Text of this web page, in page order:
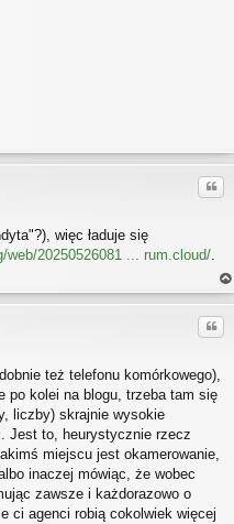
Cytuj
więc ładuje się
web/20250526081 ... rum.cloud/.
a
Cytuj
też telefonu komórkowego),
po kolei na blogu, trzeba tam się
liczby) skrajnie wysokie
Jest to, heurystycznie rzecz
miejscu jest okamerowanie,
inaczej mówiąc, że wobec
zawsze i każdorazowo o
ci agenci robią cokolwiek więcej